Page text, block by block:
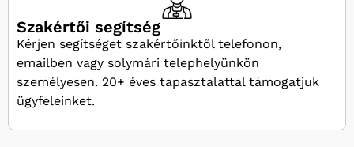
Szakértői segítség
Kérjen segítséget szakértőinktől telefonon,
emailben vagy solymári telephelyünkön
személyesen. 20+ éves tapasztalattal támogatjuk
ügyfeleinket.